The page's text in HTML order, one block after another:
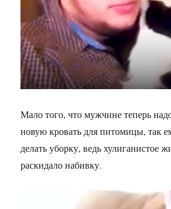
Мало того, что мужчине теперь
новую кровать для питомицы, так
делать уборку, ведь хулиганистое
раскидало набивку.